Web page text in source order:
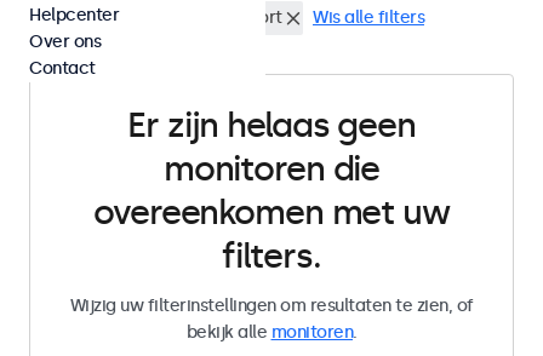
12 inch monitoren DisplayPort Wis alle filters
Er zijn helaas geen
monitoren die
overeenkomen met uw
filters.
Wijzig uw filterinstellingen om resultaten te zien, of
bekijk alle monitoren.
Helpcenter
Over ons
Contact